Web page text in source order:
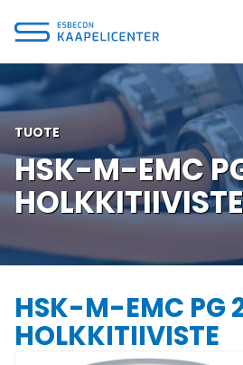
sisältöön
TUOTE
HSK-M-EMC
HOLKKITIIVISTE
HSK-M-EMC PG
HOLKKITIIVISTE